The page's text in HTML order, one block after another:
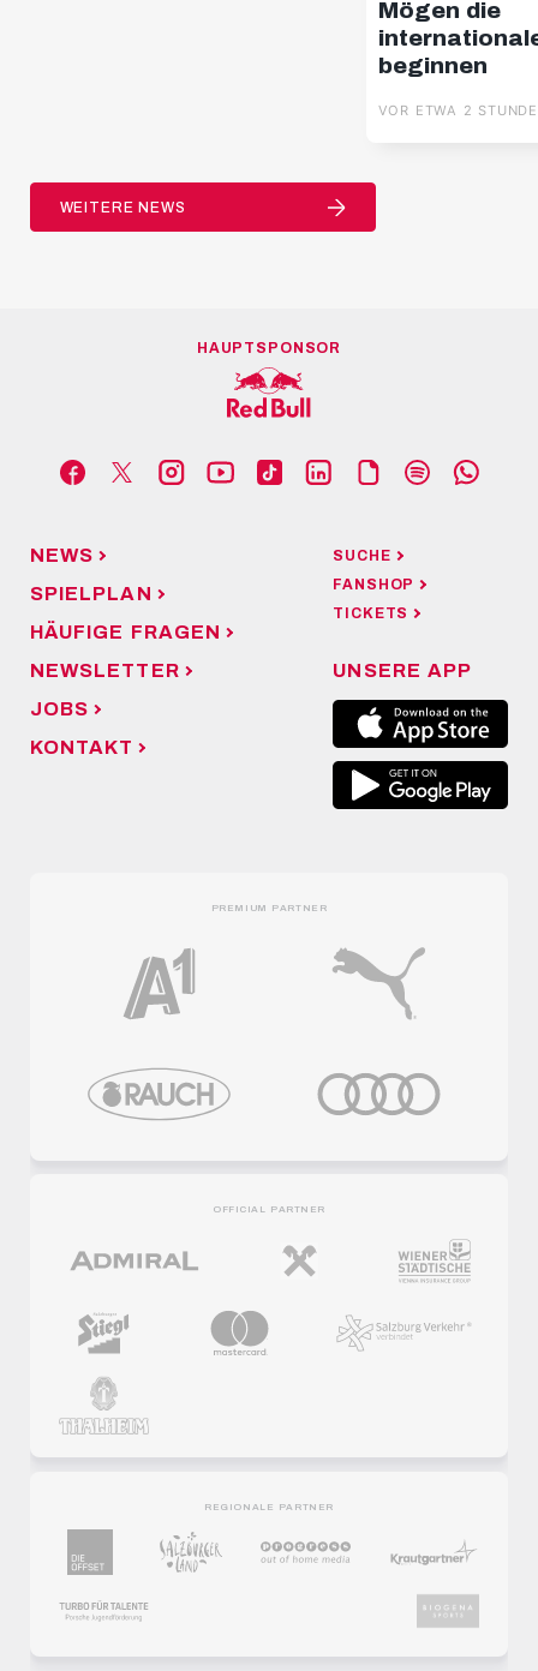
Mögen die
beginnen
VOR ETWA 2
WEITERE NEWS
HAUPTSPONSOR
NEWS
SPIELPLAN
HÄUFIGE FRAGEN
NEWSLETTER
JOBS
KONTAKT
SUCHE
FANSHOP
TICKETS
UNSERE APP
PREMIUM PARTNER
OFFICIAL PARTNER
REGIONALE PARTNER